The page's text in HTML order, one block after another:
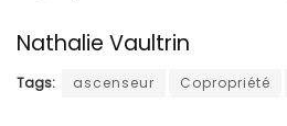
Nathalie Vaultrin
Tags: ascenseur Copropriété